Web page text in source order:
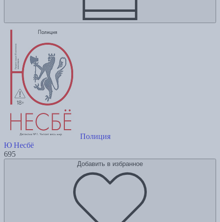
Полиция
Ю Несбё
695
Добавить в избранное